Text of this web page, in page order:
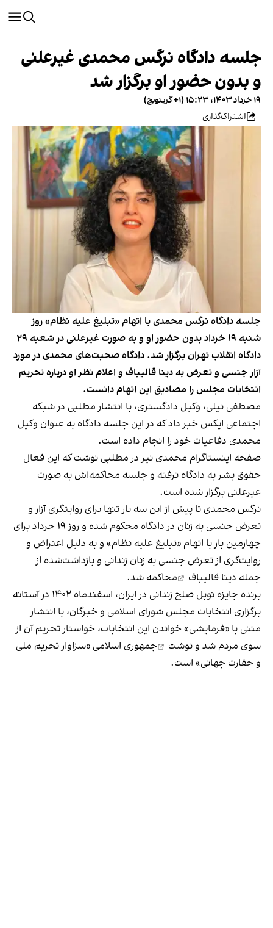
جلسه دادگاه نرگس محمدی غیرعلنی
و بدون حضور او برگزار شد
۱۹ خرداد ۱۴۰۳، ۱۵:۲۳ (‎+۱ گرینویچ)
اشتراک‌گذاری
جلسه دادگاه نرگس محمدی با اتهام «تبلیغ علیه نظام» روز
شنبه ۱۹ خرداد بدون حضور او و به صورت غیرعلنی در شعبه ۲۹
دادگاه انقلاب تهران برگزار شد. دادگاه صحبت‌های محمدی در مورد
آزار جنسی و تعرض به دینا قالیباف و اعلام نظر او درباره تحریم
انتخابات مجلس را مصادیق این اتهام دانست.
مصطفی نیلی، وکیل دادگستری، با انتشار مطلبی در شبکه
اجتماعی ایکس خبر دادکه در این جلسه دادگاه به عنوان وکیل
محمدی دفاعیات خود را انجام داده است.
صفحه اینستاگرام محمدی نیز در مطلبی نوشتکه این فعال
حقوق بشر به دادگاه نرفته و جلسه محاکمه‌اش به صورت
غیرعلنی برگزار شده است.
نرگس محمدی تا پیش از این سه بار تنها برای روایتگری آزار و
تعرض جنسی به زنان در دادگاه محکوم شده و روز ۱۹ خرداد برای
چهارمین بار با اتهام «تبلیغ علیه نظام» و به دلیل اعتراض و
روایت‌گری از تعرض جنسی به زنان زندانی و بازداشت‌شده از
جمله دینا قالیباف
محاکمه شد.
برنده جایزه نوبل صلح زندانی در ایران، اسفندماه ۱۴۰۲ در آستانه
برگزاری انتخابات مجلس شورای اسلامی و خبرگان، با انتشار
متنی با «فرمایشی» خواندن این انتخابات، خواستار تحریم آن از
سوی مردم شد ونوشت
جمهوری اسلامی «سزاوار تحریم ملی
و حقارت جهانی» است.